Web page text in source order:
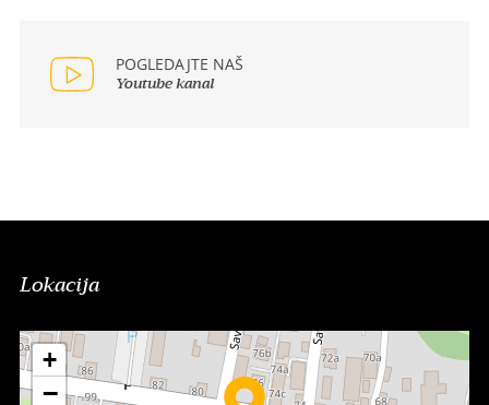
POGLEDAJTE NAŠ
Youtube kanal
Lokacija
+
−